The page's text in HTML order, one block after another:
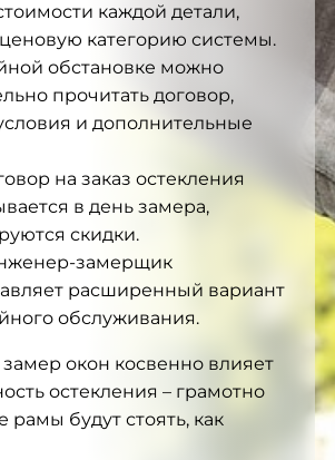
каждой детали,
категорию системы.
обстановке можно
прочитать договор,
и дополнительные
на заказ остекления
в день замера,
скидки.
замерщик
расширенный вариант
обслуживания.
окон косвенно влияет
остекления – грамотно
будут стоять, как